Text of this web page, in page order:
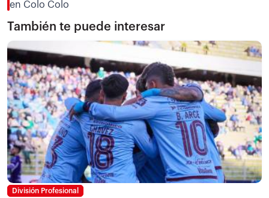
en Colo Colo
También te puede interesar
División Profesional